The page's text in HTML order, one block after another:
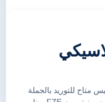
للتوريد بالجملة